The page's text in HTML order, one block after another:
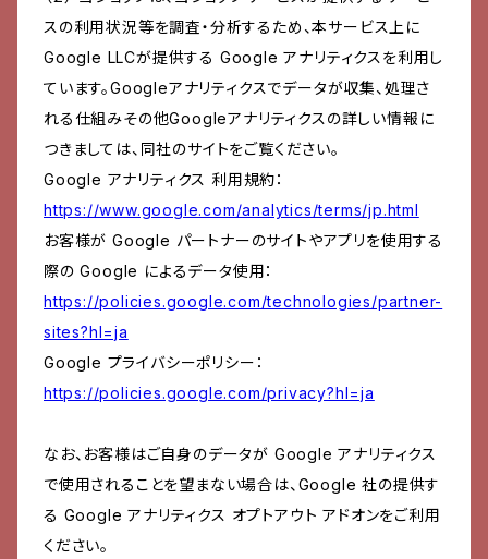
スの利用状況等を調査・分析するため、本サービス上に
Google LLCが提供する Google アナリティクスを利用し
ています。Googleアナリティクスでデータが収集、処理さ
れる仕組みその他Googleアナリティクスの詳しい情報に
つきましては、同社のサイトをご覧ください。
Google アナリティクス 利用規約：
https://www.google.com/analytics/terms/jp.html
お客様が Google パートナーのサイトやアプリを使用する
際の Google によるデータ使用：
https://policies.google.com/technologies/partner-
sites?hl=ja
Google プライバシーポリシー：
https://policies.google.com/privacy?hl=ja
なお、お客様はご自身のデータが Google アナリティクス
で使用されることを望まない場合は、Google 社の提供す
る Google アナリティクス オプトアウト アドオンをご利用
ください。